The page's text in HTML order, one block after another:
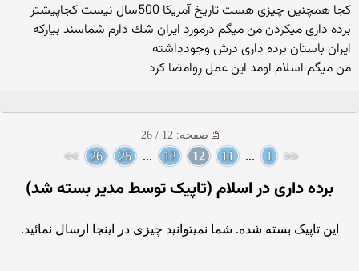
كجا همچنین چیزی هست تاریخ آمریكا 500سال نیست كجاپیشتر
برده داری میكردن من میگم درمورد ایران شك دارم شماسند بیاركه
ایران باستان برده داری درش وجودداشته
من میگم اسلام اومد این عمل روامضا كرد
صفحه: 12 / 26
<<
1
...
11
12
13
...
25
26
>>
برده داری در اسلام (تاپیک توسط مدیر بسته شد)
این تاپیک بسته شده. شما نمیتوانید چیزی در اینجا ارسال نمائید.